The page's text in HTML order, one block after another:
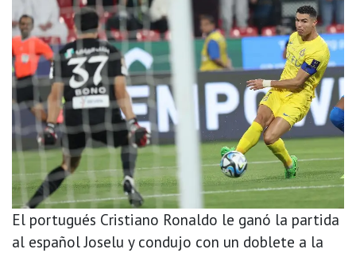
El portugués Cristiano Ronaldo le ganó la partida
al español Joselu y condujo con un doblete a la